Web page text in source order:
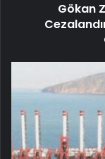
Gökan